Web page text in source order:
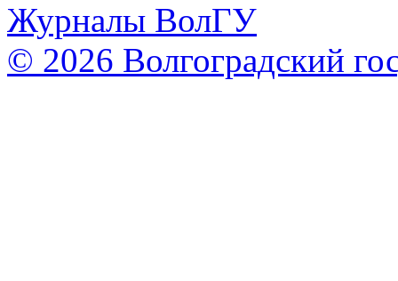
Журналы ВолГУ
© 2026 Волгоградский